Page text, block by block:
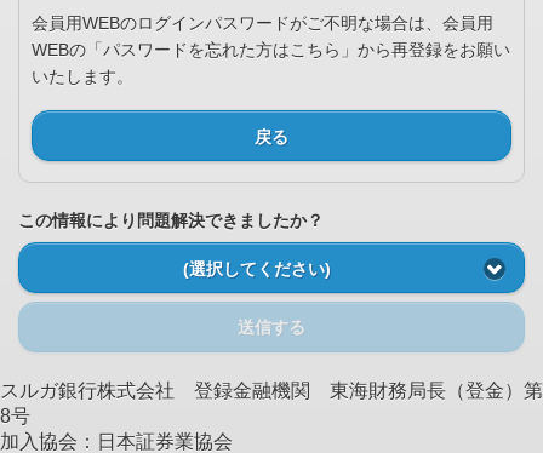
会員用WEBのログインパスワードがご不明な場合は、会員用
WEBの「パスワードを忘れた方はこちら」から再登録をお願い
いたします。
戻る
この情報により問題解決できましたか？
(選択してください)
送信する
スルガ銀行株式会社 登録金融機関 東海財務局長（登金）第
8号
加入協会：日本証券業協会